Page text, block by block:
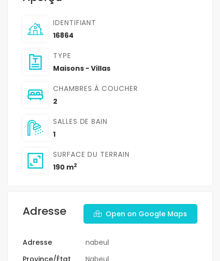
IDENTIFIANT
16864
TYPE
Maisons - Villas
CHAMBRES À COUCHER
2
SALLES DE BAIN
1
SURFACE DU TERRAIN
190 m2
Adresse Open on Google Maps
Adresse
nabeul
Province/État
Nabeul